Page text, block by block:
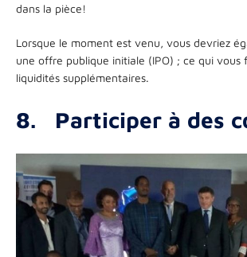
dans la pièce!
Lorsque le moment est venu, vous devriez
une offre publique initiale (IPO) ; ce qui vous
liquidités supplémentaires.
8. Participer à des